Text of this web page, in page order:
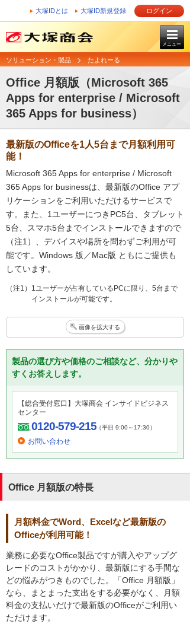
大塚IDとは 大塚ID新規登録 ログイン
メニュー
ソリューション・製品 たよれーる
Office 月額版（Microsoft 365
Apps for enterprise / Microsoft
365 Apps for business）
最新版のOfficeを1人5台まで月額利用可
能！
Microsoft 365 Apps for enterprise / Microsoft
365 Apps for businessは、最新版のOffice アプ
リケーションをご利用いただけるサービスで
す。また、1ユーザーにつきPC5台、タブレット
5台、スマホ5台までインストールできますので
（注1）、デバイスや場所を問わずご利用が可
能です。Windows 版／Mac版 ともにご提供も
しています。
（注1）1ユーザーが占有しているPCに限り、5台まで
インストールが可能です。
画像を拡大する
製品の選び方や価格のご相談など、分かりや
すくお答えします。
【総合受付窓口】大塚商会 インサイドビジネス
センター
0120-579-215（平日 9:00～17:30）
お問い合わせ
Office 月額版の特長
月額料金でWord、Excelなど最新版の
Officeが利用可能！
業務に必要なOffice製品ですが購入やアップグ
レードのコストがかかり、最新版にする手間な
どの悩みがつきものでした。「Office 月額版」
なら、まとまった支出をする必要がなく、月額
料金の支払いだけで最新版のOfficeがご利用い
ただけます。